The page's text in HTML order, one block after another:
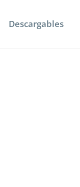
Descargables